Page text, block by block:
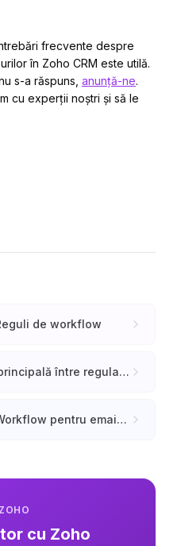
frecvente despre
în Zoho CRM este utilă.
s-a răspuns, anunță-ne.
cu experții noștri și să le
de workflow
Care este diferența principală între regula de workflow pentru modulul Calls și adăugarea unui Call ca acțiune într-o regulă de workflow?
Întrebări frecvente: Workflow pentru emailuri
cu Zoho